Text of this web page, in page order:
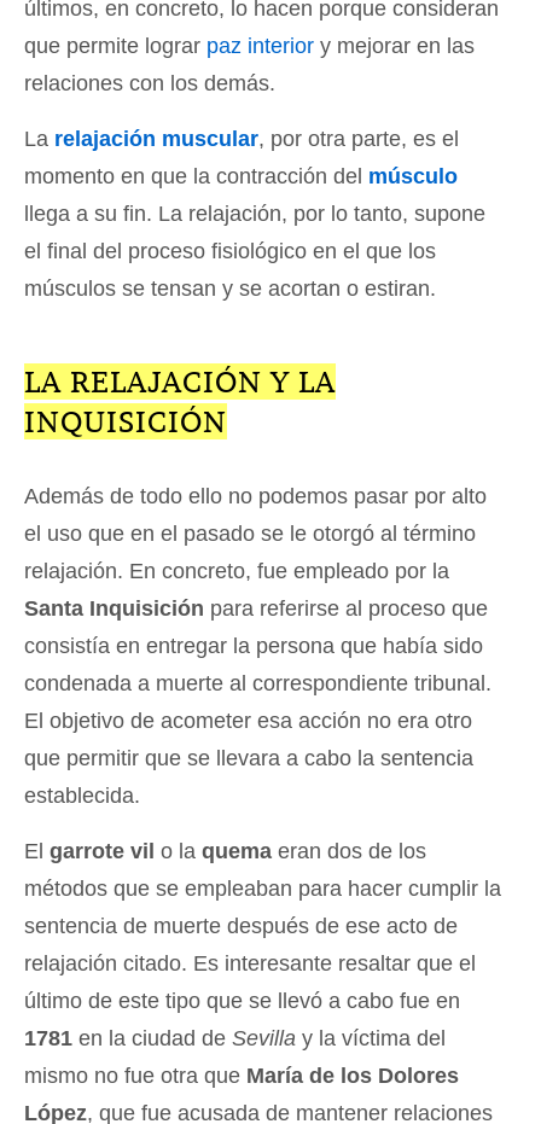
últimos, en concreto, lo hacen porque consideran
que permite lograr paz interior y mejorar en las
relaciones con los demás.
La relajación muscular, por otra parte, es el
momento en que la contracción del músculo
llega a su fin. La relajación, por lo tanto, supone
el final del proceso fisiológico en el que los
músculos se tensan y se acortan o estiran.
LA RELAJACIÓN Y LA
INQUISICIÓN
Además de todo ello no podemos pasar por alto
el uso que en el pasado se le otorgó al término
relajación. En concreto, fue empleado por la
Santa Inquisición para referirse al proceso que
consistía en entregar la persona que había sido
condenada a muerte al correspondiente tribunal.
El objetivo de acometer esa acción no era otro
que permitir que se llevara a cabo la sentencia
establecida.
El garrote vil o la quema eran dos de los
métodos que se empleaban para hacer cumplir la
sentencia de muerte después de ese acto de
relajación citado. Es interesante resaltar que el
último de este tipo que se llevó a cabo fue en
1781 en la ciudad de Sevilla y la víctima del
mismo no fue otra que María de los Dolores
López, que fue acusada de mantener relaciones